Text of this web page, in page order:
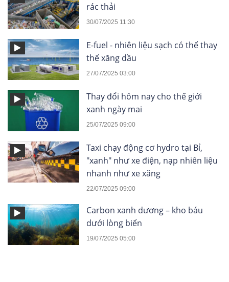
rác thải
30/07/2025 11:30
E-fuel - nhiên liệu sạch có thể thay
thế xăng dầu
27/07/2025 03:00
Thay đổi hôm nay cho thế giới
xanh ngày mai
25/07/2025 09:00
Taxi chạy động cơ hydro tại Bỉ,
"xanh" như xe điện, nạp nhiên liệu
nhanh như xe xăng
22/07/2025 09:00
Carbon xanh dương – kho báu
dưới lòng biển
19/07/2025 05:00